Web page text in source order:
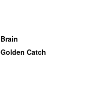
Brain
Golden Catch